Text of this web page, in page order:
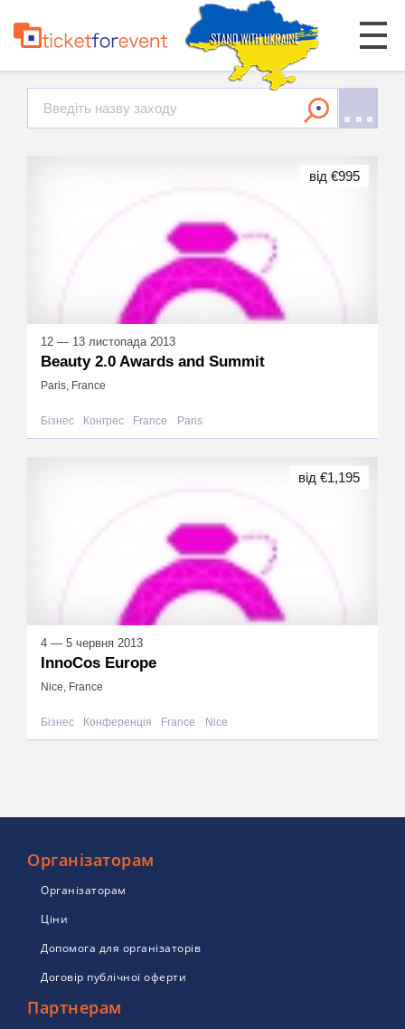
12 — 13 листопада 2013
Beauty 2.0 Awards and Summit
Paris, France
Бізнес Конгрес France Paris
від €995
4 — 5 червня 2013
InnoCos Europe
Nice, France
Бізнес Конференція France Nice
від €1,195
Організаторам
Організаторам
Ціни
Допомога для організаторів
Договір публічної оферти
Партнерам